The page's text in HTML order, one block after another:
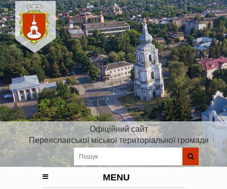
Офіційний сайт
Переяславської міської територіальної громади
MENU